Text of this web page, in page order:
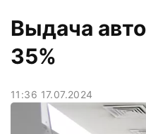
Выдача
35%
11:36 17.07.2024